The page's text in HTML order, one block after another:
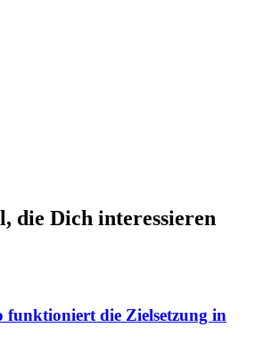
die Dich interessieren
funktioniert die Zielsetzung in